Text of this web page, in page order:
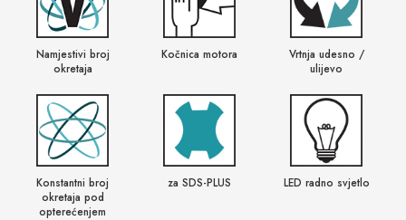
Namjestivi broj
okretaja
Kočnica motora
Vrtnja udesno /
ulijevo
Konstantni broj
okretaja pod
opterećenjem
za SDS-PLUS LED radno svjetlo